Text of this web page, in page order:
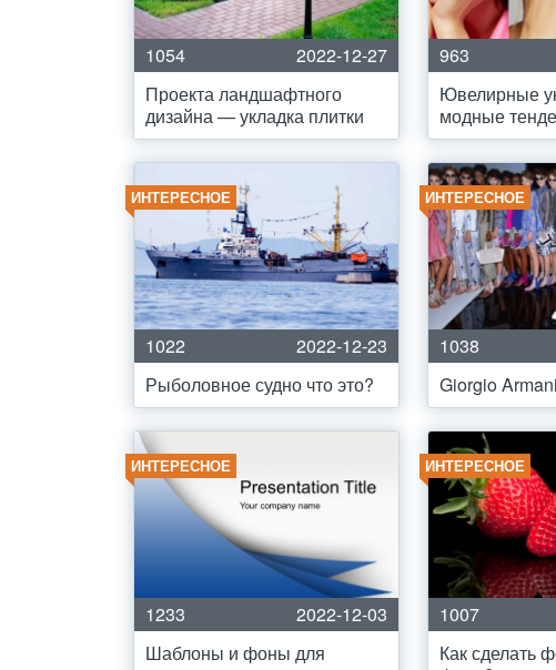
1054
2022-12-27
Проекта ландшафтного
дизайна — укладка плитки
963
Ювелирные
модные
ИНТЕРЕСНОЕ
1022
2022-12-23
Рыболовное судно что это?
ИНТЕРЕСНОЕ
1038
Giorgio Armani
ИНТЕРЕСНОЕ
1233
2022-12-03
Шаблоны и фоны для
ИНТЕРЕСНОЕ
1007
Как сделать